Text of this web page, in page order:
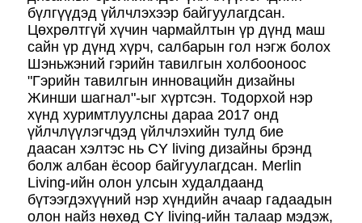
бүлгүүдэд үйлчлэхээр байгуулагдсан.
Цөхрөлтгүй хүчин чармайлтын үр дүнд маш
сайн үр дүнд хүрч, салбарын гол нэгж болох
Шэньжэний гэрийн тавилгын холбооноос
"Гэрийн тавилгын инновацийн дизайны
Жинши шагнал"-ыг хүртсэн. Тодорхой нэр
хүнд хуримтлуулсны дараа 2017 онд
үйлчлүүлэгчдэд үйлчлэхийн тулд бие
даасан хэлтэс нь CY living дизайны брэнд
болж албан ёсоор байгуулагдсан. Merlin
Living-ийн олон улсын худалдаанд
бүтээгдэхүүний нэр хүндийн ачаар гадаадын
олон найз нөхөд CY living-ийн талаар мэдэж,